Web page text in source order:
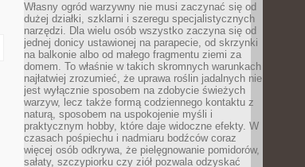
Własny ogród warzywny nie musi zaczynać się od
dużej działki, szklarni i szeregu specjalistycznych
narzędzi. Dla wielu osób wszystko zaczyna się od
jednej donicy ustawionej na parapecie, od skrzynki
na balkonie albo od małego fragmentu ziemi za
domem. To właśnie w takich skromnych warunkach
najłatwiej zrozumieć, że uprawa roślin jadalnych nie
jest wyłącznie sposobem na zdobycie świeżych
warzyw, lecz także formą codziennego kontaktu z
naturą, sposobem na uspokojenie myśli i
praktycznym hobby, które daje widoczne efekty. W
czasach pośpiechu i nadmiaru bodźców coraz
więcej osób odkrywa, że pielęgnowanie pomidorów,
sałaty, szczypiorku czy ziół pozwala odzyskać